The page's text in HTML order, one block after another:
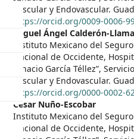
Vascular y Endovascular.
https://orcid.org/0009-0006-
Miguel Ángel Calderón-
Instituto Mexicano del
Nacional de Occidente,
Ignacio García Téllez”,
Vascular y Endovascular.
https://orcid.org/0000-0002-
César Nuño-Escobar
Instituto Mexicano del
Nacional de Occidente,